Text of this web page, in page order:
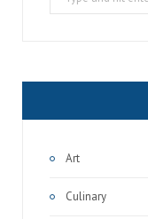
for:
Art
Culinary